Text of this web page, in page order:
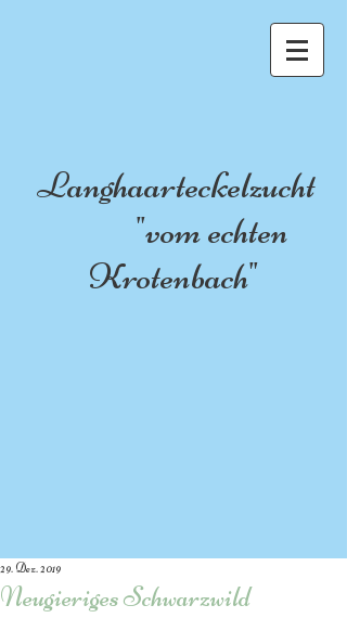
Langhaarteckelzucht
"vom echten
Krotenbach"
Neugieriges Schwarzwild
29. Dez. 2019